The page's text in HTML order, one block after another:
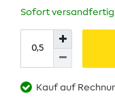
Sofort
Kauf auf